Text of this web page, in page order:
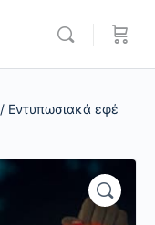
/ Εντυπωσιακά εφέ